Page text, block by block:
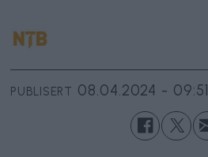
PUBLISERT 08.04.2024 - 09:51